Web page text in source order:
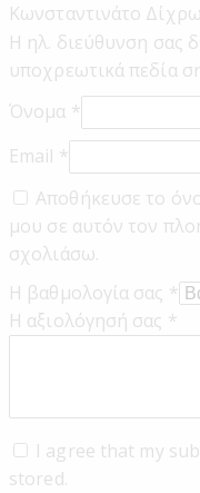
Κωνσταντινάτο
Η ηλ. διεύθυνση σας
υποχρεωτικά πεδία
Όνομα *
Email *
Αποθήκευσε το
μου σε αυτόν τον
σχολιάσω.
Η βαθμολογία σας *
Η αξιολόγησή σας *
I agree that my
stored.